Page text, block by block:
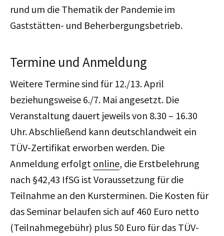
rund um die Thematik der Pandemie im
Gaststätten- und Beherbergungsbetrieb.
Termine und Anmeldung
Weitere Termine sind für 12./13. April
beziehungsweise 6./7. Mai angesetzt. Die
Veranstaltung dauert jeweils von 8.30 – 16.30
Uhr. Abschließend kann deutschlandweit ein
TÜV-Zertifikat erworben werden. Die
Anmeldung erfolgt online, die Erstbelehrung
nach §42,43 IfSG ist Voraussetzung für die
Teilnahme an den Kursterminen. Die Kosten für
das Seminar belaufen sich auf 460 Euro netto
(Teilnahmegebühr) plus 50 Euro für das TÜV-